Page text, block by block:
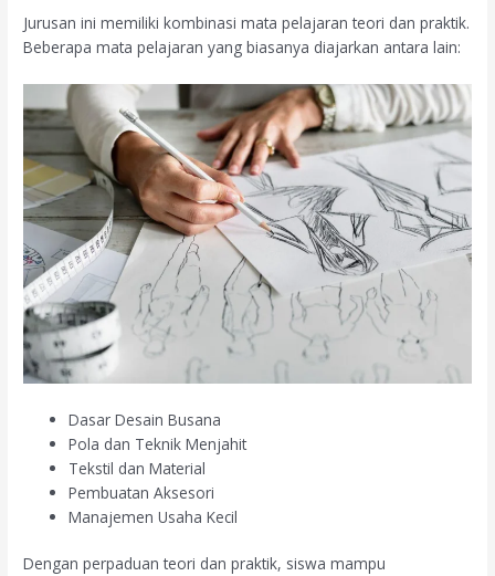
Jurusan ini memiliki kombinasi mata pelajaran teori dan praktik.
Beberapa mata pelajaran yang biasanya diajarkan antara lain:
Dasar Desain Busana
Pola dan Teknik Menjahit
Tekstil dan Material
Pembuatan Aksesori
Manajemen Usaha Kecil
Dengan perpaduan teori dan praktik, siswa mampu